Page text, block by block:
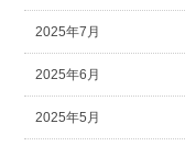
2025年7月
2025年6月
2025年5月